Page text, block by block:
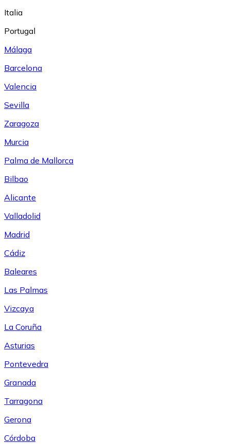
Italia
Portugal
Málaga
Barcelona
Valencia
Sevilla
Zaragoza
Murcia
Palma de Mallorca
Bilbao
Alicante
Valladolid
Madrid
Cádiz
Baleares
Las Palmas
Vizcaya
La Coruña
Asturias
Pontevedra
Granada
Tarragona
Gerona
Córdoba